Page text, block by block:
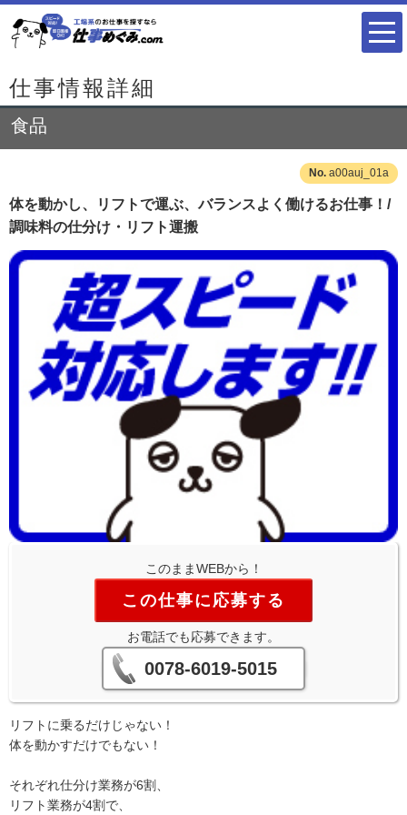
仕事情報詳細
食品
a00auj_01a
体を動かし、リフトで運ぶ、バランスよく働けるお仕事！/
調味料の仕分け・リフト運搬
このままWEBから！
この仕事に応募する
お電話でも応募できます。
0078-6019-5015
リフトに乗るだけじゃない！
体を動かすだけでもない！
それぞれ仕分け業務が6割、
リフト業務が4割で、